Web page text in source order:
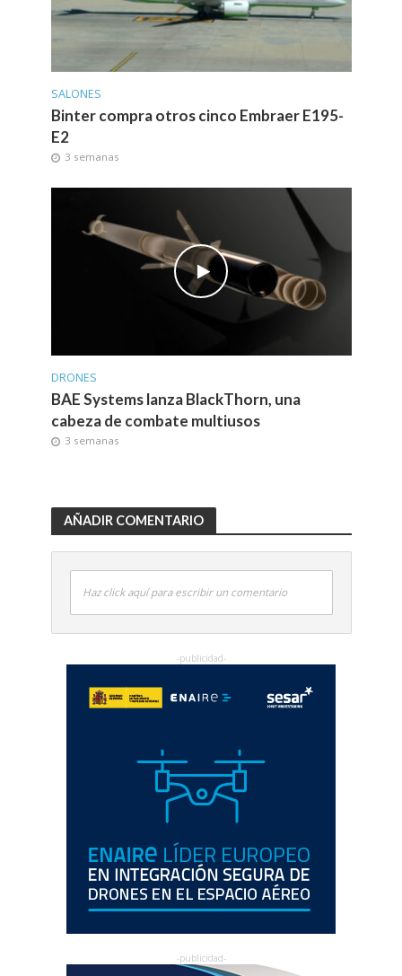
SALONES
Binter compra otros cinco Embraer E195-
E2
3 semanas
DRONES
BAE Systems lanza BlackThorn, una
cabeza de combate multiusos
3 semanas
AÑADIR COMENTARIO
Haz click aquí para escribir un comentario